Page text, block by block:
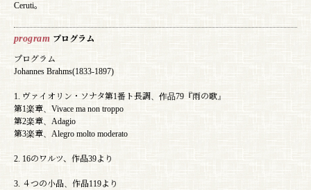
Ceruti。
program プログラム
プログラム
Johannes Brahms(1833-1897)
1. ヴァイオリン・ソナタ第1番ト長調、作品79『雨の歌』
第1楽章、Vivace ma non troppo
第2楽章、Adagio
第3楽章、Alegro molto moderato
2. 16のワルツ、作品39より
3. ４つの小品、作品119より